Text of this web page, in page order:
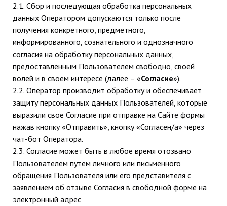
2.1. Сбор и последующая обработка персональных
данных Оператором допускаются только после
получения конкретного, предметного,
информированного, сознательного и однозначного
согласия на обработку персональных данных,
предоставленным Пользователем свободно, своей
волей и в своем интересе (далее – «Согласие»).
2.2. Оператор производит обработку и обеспечивает
защиту персональных данных Пользователей, которые
выразили свое Согласие при отправке на Сайте формы
нажав кнопку «Отправить», кнопку «Согласен/а» через
чат-бот Оператора.
2.3. Согласие может быть в любое время отозвано
Пользователем путем личного или письменного
обращения Пользователя или его представителя с
заявлением об отзыве Согласия в свободной форме на
электронный адрес